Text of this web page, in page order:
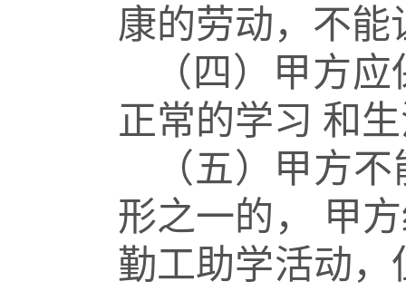
康的劳动，不
（四）甲方
正常的学习 和
（五）甲方
形之一的，
甲
勤工助学活动，